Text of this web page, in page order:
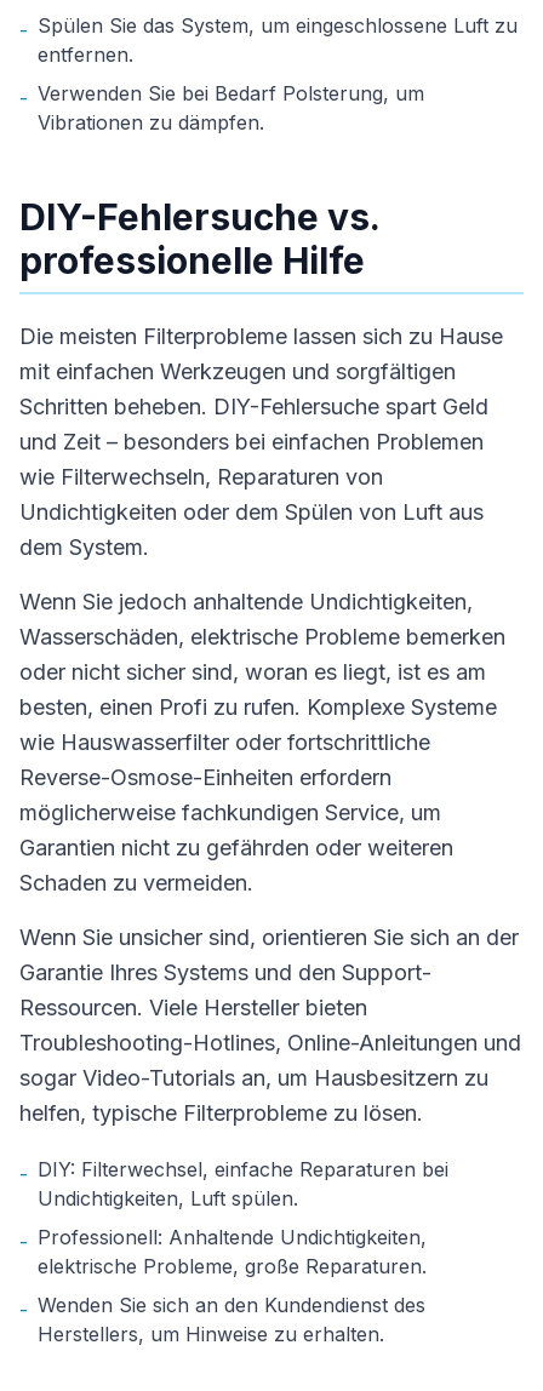
- Spülen Sie das System, um eingeschlossene Luft zu
entfernen.
- Verwenden Sie bei Bedarf Polsterung, um
Vibrationen zu dämpfen.
DIY-Fehlersuche vs.
professionelle Hilfe
Die meisten Filterprobleme lassen sich zu Hause
mit einfachen Werkzeugen und sorgfältigen
Schritten beheben. DIY-Fehlersuche spart Geld
und Zeit – besonders bei einfachen Problemen
wie Filterwechseln, Reparaturen von
Undichtigkeiten oder dem Spülen von Luft aus
dem System.
Wenn Sie jedoch anhaltende Undichtigkeiten,
Wasserschäden, elektrische Probleme bemerken
oder nicht sicher sind, woran es liegt, ist es am
besten, einen Profi zu rufen. Komplexe Systeme
wie Hauswasserfilter oder fortschrittliche
Reverse-Osmose-Einheiten erfordern
möglicherweise fachkundigen Service, um
Garantien nicht zu gefährden oder weiteren
Schaden zu vermeiden.
Wenn Sie unsicher sind, orientieren Sie sich an der
Garantie Ihres Systems und den Support-
Ressourcen. Viele Hersteller bieten
Troubleshooting-Hotlines, Online-Anleitungen und
sogar Video-Tutorials an, um Hausbesitzern zu
helfen, typische Filterprobleme zu lösen.
- DIY: Filterwechsel, einfache Reparaturen bei
Undichtigkeiten, Luft spülen.
- Professionell: Anhaltende Undichtigkeiten,
elektrische Probleme, große Reparaturen.
- Wenden Sie sich an den Kundendienst des
Herstellers, um Hinweise zu erhalten.